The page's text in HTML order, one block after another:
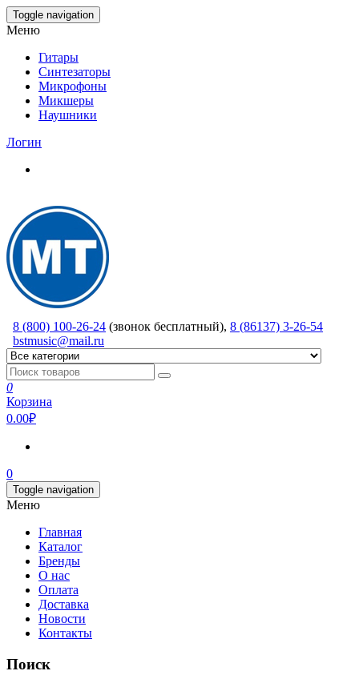
Skip
to
content
Toggle navigation
Меню
Гитары
Синтезаторы
Микрофоны
Микшеры
Наушники
Логин
8 (800) 100-26-24 (звонок бесплатный), 8 (86137) 3-26-54
bstmusic@mail.ru
0
Корзина
0.00₽
0
Toggle navigation
Меню
Главная
Каталог
Бренды
О нас
Оплата
Доставка
Новости
Контакты
Поиск